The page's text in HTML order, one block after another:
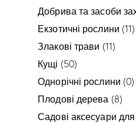
Добрива та засоби
Екзотичні рослини (11)
Злакові трави (11)
Кущі (50)
Однорічні рослини (0)
Плодові дерева (8)
Садові аксесуари